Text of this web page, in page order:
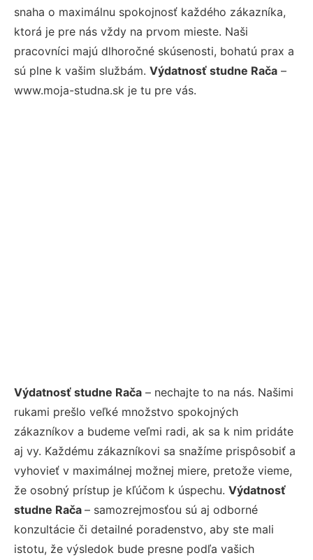
snaha o maximálnu spokojnosť každého zákazníka,
ktorá je pre nás vždy na prvom mieste. Naši
pracovníci majú dlhoročné skúsenosti, bohatú prax a
sú plne k vašim službám. Výdatnosť studne Rača –
www.moja-studna.sk je tu pre vás.
Výdatnosť studne Rača – nechajte to na nás. Našimi
rukami prešlo veľké množstvo spokojných
zákazníkov a budeme veľmi radi, ak sa k nim pridáte
aj vy. Každému zákazníkovi sa snažíme prispôsobiť a
vyhovieť v maximálnej možnej miere, pretože vieme,
že osobný prístup je kľúčom k úspechu. Výdatnosť
studne Rača – samozrejmosťou sú aj odborné
konzultácie či detailné poradenstvo, aby ste mali
istotu, že výsledok bude presne podľa vašich